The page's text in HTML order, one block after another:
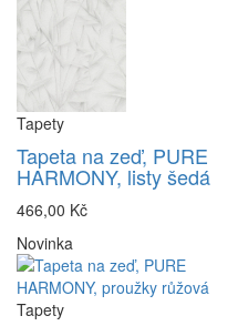
Tapety
Tapeta na zeď, PURE
HARMONY, listy šedá
466,00 Kč
Novinka
Tapety